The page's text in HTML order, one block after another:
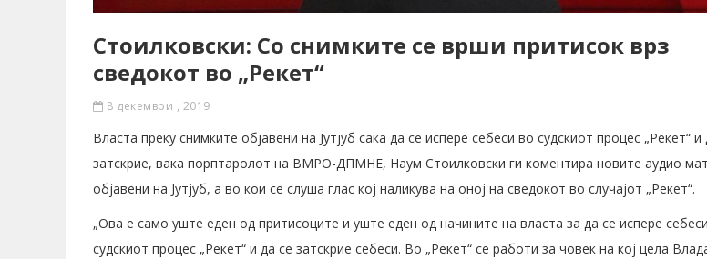
Стоилковски: Со снимките се врши притисок врз
сведокот во „Рекет“
8 декември , 2019
Власта преку снимките објавени на Јутјуб сака да се испере себеси во судскиот процес „Рекет“ и
затскрие, вака порптаролот на ВМРО-ДПМНЕ, Наум Стоилковски ги коментира новите аудио
објавени на Јутјуб, а во кои се слуша глас кој наликува на оној на сведокот во случајот „Рекет“.
„Ова е само уште еден од притисоците и уште еден од начините на власта за да се испере
судскиот процес „Рекет“ и да се затскрие себеси. Во „Рекет“ се работи за човек на кој цела